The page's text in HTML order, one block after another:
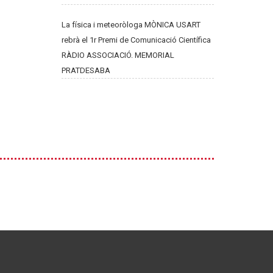
La física i meteoròloga MÒNICA USART
rebrà el 1r Premi de Comunicació Científica
RÀDIO ASSOCIACIÓ. MEMORIAL
PRATDESABA